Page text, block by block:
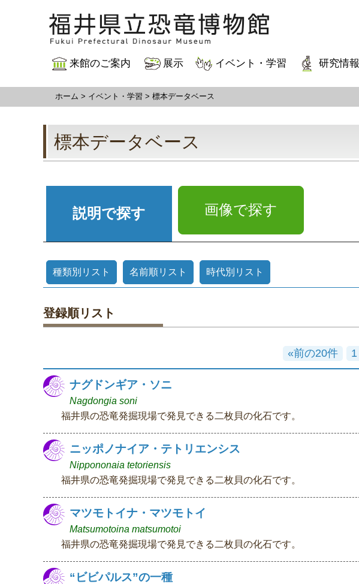
来館のご案内 展示 イベント・学習 研究情報
ホーム > イベント・学習 > 標本データベース
標本データベース
説明で探す 画像で探す
種類別リスト 名前順リスト 時代別リスト
登録順リスト
«前の20件 1
ナグドンギア・ソニ
Nagdongia soni
福井県の恐竜発掘現場で発見できる二枚貝の化石です。
ニッポノナイア・テトリエンシス
Nippononaia tetoriensis
福井県の恐竜発掘現場で発見できる二枚貝の化石です。
マツモトイナ・マツモトイ
Matsumotoina matsumotoi
福井県の恐竜発掘現場で発見できる二枚貝の化石です。
“ビビパルス”の一種